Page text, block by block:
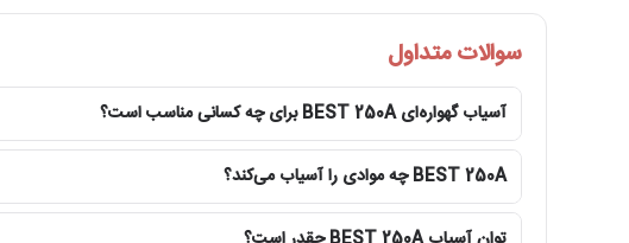
سوالات متداول
آسیاب گهواره‌ای BEST 250A برای چه کسانی مناسب است؟
BEST 250A چه موادی را آسیاب می‌کند؟